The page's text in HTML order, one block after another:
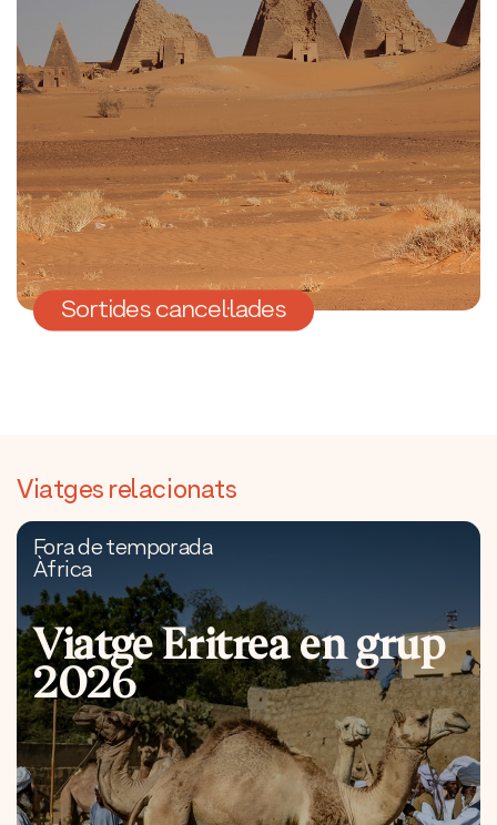
Sortides cancel·lades
Viatges relacionats
Fora de temporada
Àfrica
Viatge Eritrea en grup
2026